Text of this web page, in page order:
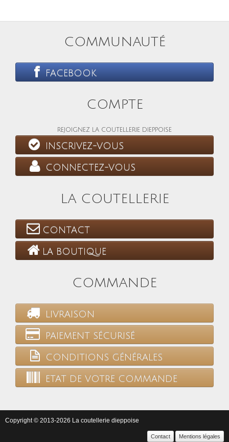
COMMUNAUTÉ
FACEBOOK
COMPTE
REJOIGNEZ LA COUTELLERIE DIEPPOISE
INSCRIVEZ-VOUS
CONNECTEZ-VOUS
LA COUTELLERIE
CONTACT
LA BOUTIQUE
COMMANDE
LIVRAISON
PAIEMENT SÉCURISÉ
CONDITIONS GÉNÉRALES
ETAT DE VOTRE COMMANDE
Copyright © 2013-2026 La coutellerie dieppoise
Contact Mentions légales